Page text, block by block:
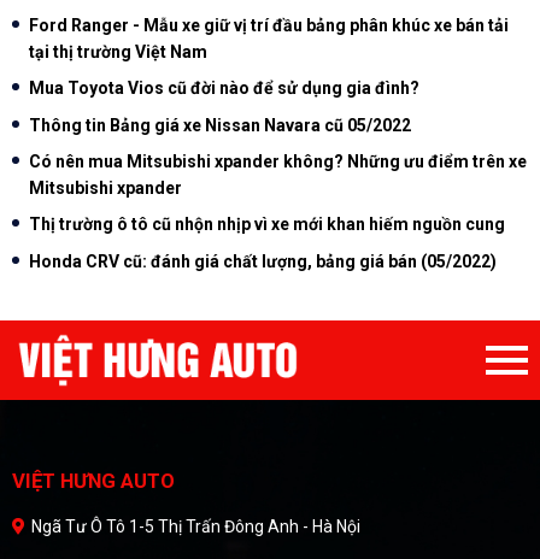
Ford Ranger - Mẫu xe giữ vị trí đầu bảng phân khúc xe bán tải
tại thị trường Việt Nam
Mua Toyota Vios cũ đời nào để sử dụng gia đình?
Thông tin Bảng giá xe Nissan Navara cũ 05/2022
Có nên mua Mitsubishi xpander không? Những ưu điểm trên xe
Mitsubishi xpander
Thị trường ô tô cũ nhộn nhịp vì xe mới khan hiếm nguồn cung
Honda CRV cũ: đánh giá chất lượng, bảng giá bán (05/2022)
VIỆT HƯNG AUTO
Ngã Tư Ô Tô 1-5 Thị Trấn Đông Anh - Hà Nội